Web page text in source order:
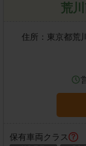
荒
住所： 東京都荒
保有車両クラス